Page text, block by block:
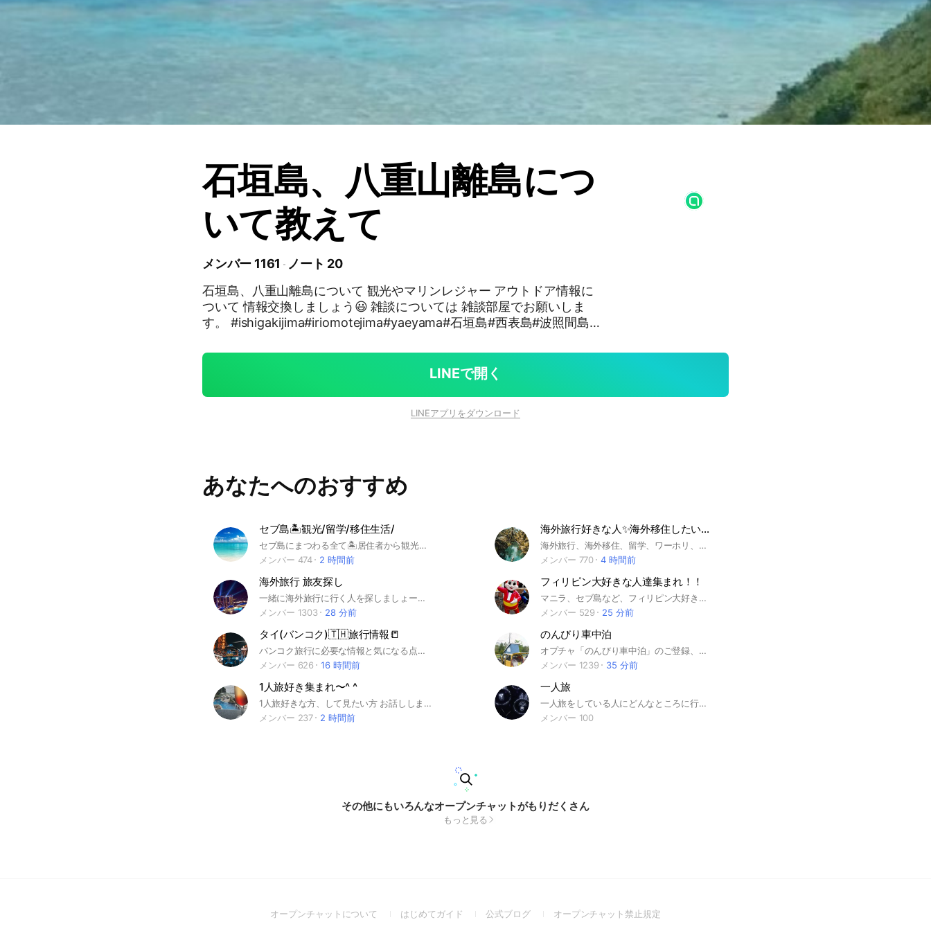
石垣島、八重山離島につ
いて教えて
メンバー 1161
ノート 20
石垣島、八重山離島について 観光やマリンレジャー アウトドア情報に
ついて 情報交換しましょう😃 雑談については 雑談部屋でお願いしま
す。 #ishigakijima#iriomotejima#yaeyama#石垣島#西表島#波照間島#
ンプ#せんべろ#泡盛#三線#オリオンビール#ダレカニミセタイケシキ#
防波堤#カヤック#釣り#GT#BEGIN#ビギン#きいやま商店#シュノーケ
り生活#サガリバナ#サキシマホタル#マンタ#カクレクマノミ#ピナイサ
LINEで開く
LINEアプリをダウンロード
あなたへのおすすめ
セブ島🏝観光/留学/移住生活/
セブ島にまつわる全て🏝居住者から観光まで、何でも雑談部屋❣️
メンバー 474
2 時間前
海外旅行好きな人✨海外移住したい人集合!!
海外旅行、海外移住、留学、ワーホリ、世界一周、海外ノマド、フリーランスなど、海外に行くときに助け合える場です。おすすめスポットやビザ関係など情報共有していきましょー✨
メンバー 770
4 時間前
海外旅行 旅友探し
一緒に海外旅行に行く人を探しましょー。 ※勧誘・出会い厨と思われる行為はおやめ下さい。
メンバー 1303
28 分前
フィリピン大好きな人達集まれ！！
マニラ、セブ島など、フィリピン大好きな人達集まれー！！ ※ネットワークビジネス、宗教、金融商品等の勧誘は禁止です！発見次第即退会させます！ よろしくお願いします！
メンバー 529
25 分前
タイ(バンコク)🇹🇭旅行情報📒
バンコク旅行に必要な情報と気になる点を教え合うグループにしたいなと思ってます！ぜひ参加してください😄 🙅‍♀️❌🙅‍♂️エロ系、グロ系の投稿は見つけ次第削除または退会と致します。見つけられた方は管理人宛にメンションいただければ順次対応致します。
メンバー 626
16 時間前
のんびり車中泊
オプチャ「のんびり車中泊」のご登録、まことにありがとうございます。 ここのオプチャのご利用にあたり、以下の点をご確認ください。 （1）ここは「車中泊」を中心とするオプチャです。 （2）こちらで情報交換で聞いた事や実例も、運用は自己責任になります。 （3）車中泊や旅での出会いは自然ですが、こちらは男女出会系ではありません。 （4）喧嘩とか変な勧誘は問答無用。 （5）各項目の詳細については、LINEオープンチャット安全安心ガイドラインに準じます。https://openchat-jp.line.me/other/guideline （6）上記の発言や行動について、管理者及び副管理者が不適切と思うに至った場合は、削除や退室になることもあります。 基本的には参加者のモラルで運営しております。楽しい車中泊ライフを共有しましょう。 #軽キャンパー #温泉 #道の駅 #キャンピングカー
メンバー 1239
35 分前
1人旅好き集まれ〜^ ^
1人旅好きな方、して見たい方 お話ししましょう^ ^ あなたの思い出や出来事を共有しませんか？ 写真、動画OK！
メンバー 237
2 時間前
一人旅
一人旅をしている人にどんなところに行ったか、困っていること、たのしかったこと等皆さんで投稿しあいませんか？ 楽しい一人旅になるようにオープンチャットで投稿しあいましょう😆 ただ、雑談もかなり多い部屋なので、純粋に旅の話のみをしたい方は他の部屋に入室されることをお勧めします。
メンバー 100
その他にもいろんなオープンチャットがもりだくさん
もっと見る
オープンチャットについて
(Openはじめてガイド
(Open公式ブログ
(Openオープンチャット禁止規定(Open